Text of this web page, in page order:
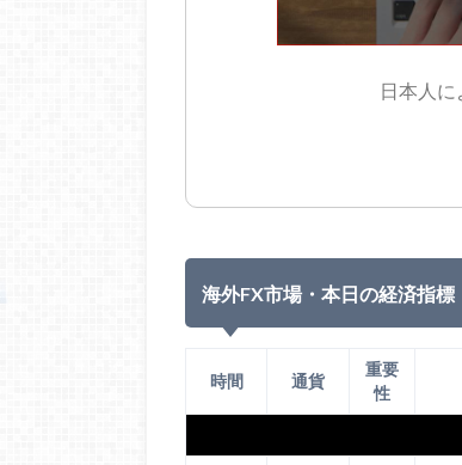
日本人に
海外FX市場・本日の経済指標
時間 通貨
重要
性